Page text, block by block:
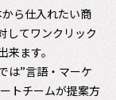
ら仕入れたい商
してワンクリック
ます。
は”言語・マーケ
トチームが提案方